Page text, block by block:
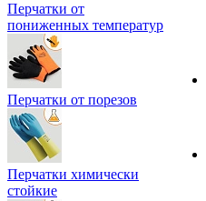
Перчатки от
пониженных температур
Перчатки от порезов
Перчатки химически
стойкие